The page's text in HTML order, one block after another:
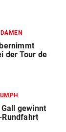
der Tour de
Gall gewinnt